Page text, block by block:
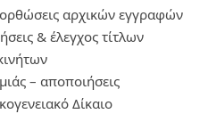
αρχικών εγγραφών
& έλεγχος τίτλων
– αποποιήσεις
Δίκαιο